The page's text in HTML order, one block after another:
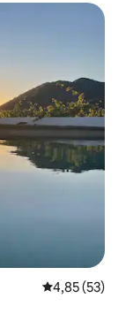
4,85 de uma
4,85 (53)